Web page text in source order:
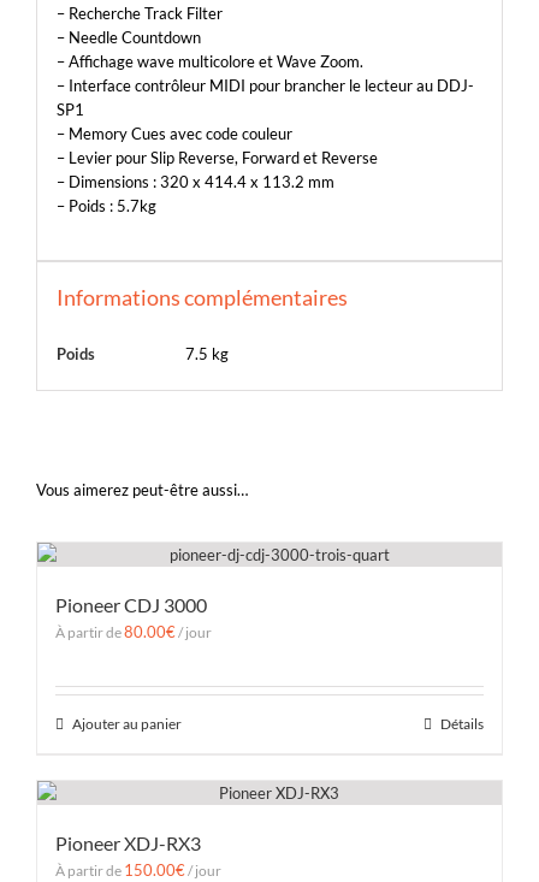
– Recherche Track Filter
– Needle Countdown
– Affichage wave multicolore et Wave Zoom.
– Interface contrôleur MIDI pour brancher le lecteur au DDJ-
SP1
– Memory Cues avec code couleur
– Levier pour Slip Reverse, Forward et Reverse
– Dimensions : 320 x 414.4 x 113.2 mm
– Poids : 5.7kg
Informations complémentaires
Poids 7.5 kg
Vous aimerez peut-être aussi…
Pioneer CDJ 3000
À partir de80.00€/ jour
Ajouter au panier Détails
Pioneer XDJ-RX3
À partir de 150.00€/ jour